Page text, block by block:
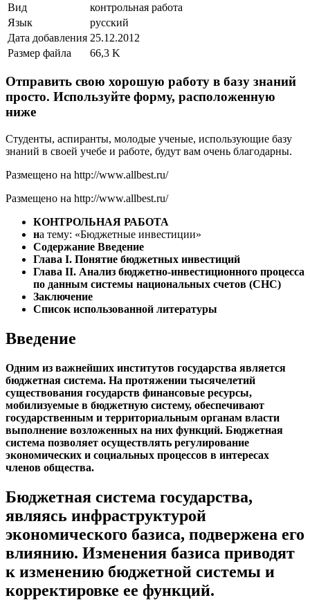
Вид
контрольная работа
Язык
русский
Дата добавления 25.12.2012
Размер файла
66,3 K
Отправить свою хорошую работу в базу знаний
просто. Используйте форму, расположенную
ниже
Студенты, аспиранты, молодые ученые, использующие базу
знаний в своей учебе и работе, будут вам очень благодарны.
Размещено на http://www.allbest.ru/
Размещено на http://www.allbest.ru/
КОНТРОЛЬНАЯ РАБОТА
на тему: «Бюджетные инвестиции»
Содержание Введение
Глава I. Понятие бюджетных инвестиций
Глава II. Анализ бюджетно-инвестиционного процесса
по данным системы национальных счетов (СНС)
Заключение
Список использованной литературы
Введение
Одним из важнейших институтов государства является
бюджетная система. На протяжении тысячелетий
существования государств финансовые ресурсы,
мобилизуемые в бюджетную систему, обеспечивают
государственным и территориальным органам власти
выполнение возложенных на них функций. Бюджетная
система позволяет осуществлять регулирование
экономических и социальных процессов в интересах
членов общества.
Бюджетная система государства,
являясь инфраструктурой
экономического базиса, подвержена его
влиянию. Изменения базиса приводят
к изменению бюджетной системы и
корректировке ее функций.